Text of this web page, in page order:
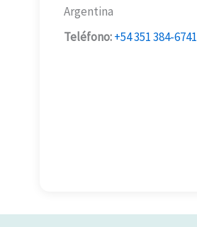
Argentina
Teléfono:+54 351 384-6741